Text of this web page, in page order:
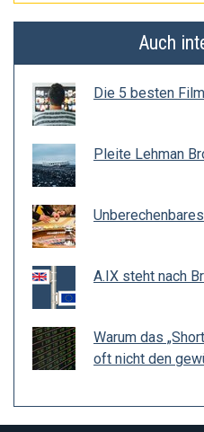
Auch
Die 5 besten
Pleite Lehman
A.IX steht nach
Warum das
oft nicht den